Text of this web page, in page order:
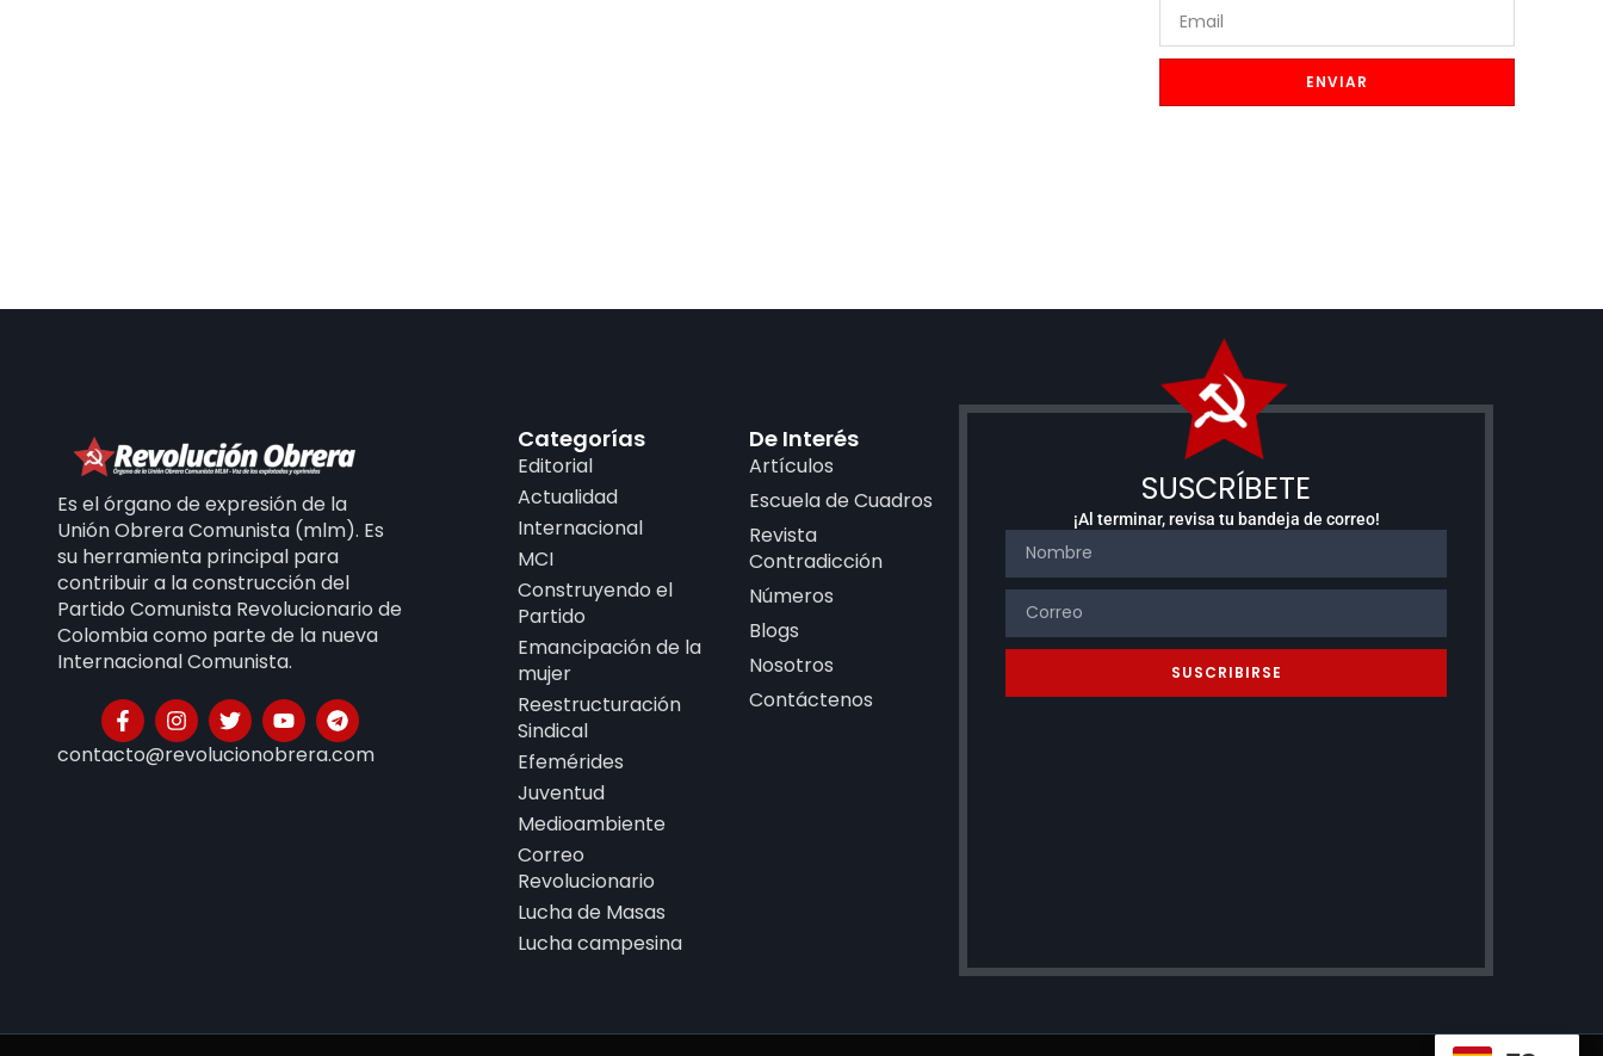
ENVIAR
Es el órgano de expresión de la
Unión Obrera Comunista (mlm). Es
su herramienta principal para
contribuir a la construcción del
Partido Comunista Revolucionario de
Colombia como parte de la nueva
Internacional Comunista.
contacto@revolucionobrera.com
Categorías
Editorial
Actualidad
Internacional
MCI
Construyendo el
Partido
Emancipación de la
mujer
Reestructuración
Sindical
Efemérides
Juventud
Medioambiente
Correo
Revolucionario
Lucha de Masas
Lucha campesina
De Interés
Artículos
Escuela de Cuadros
Revista
Contradicción
Números
Blogs
Nosotros
Contáctenos
SUSCRÍBETE
¡Al terminar, revisa tu bandeja de correo!
SUSCRIBIRSE